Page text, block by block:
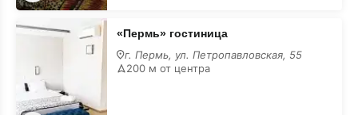
«Пермь»
гостиница
«Пермь» гостиница
г. Пермь, ул. Петропавловская, 55
200 м от центра